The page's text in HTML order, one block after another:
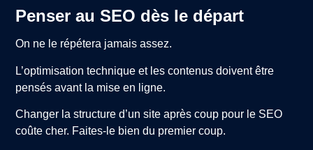
Penser au SEO dès le départ
On ne le répétera jamais assez.
L’optimisation technique et les contenus doivent être
pensés avant la mise en ligne.
Changer la structure d’un site après coup pour le SEO
coûte cher. Faites-le bien du premier coup.